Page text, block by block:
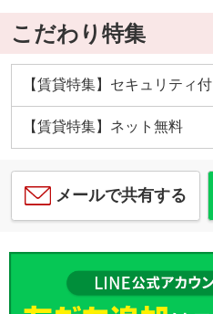
こだわり特集
【賃貸特集】セキュリティ付
【賃貸特集】ネット無料
メールで共有する